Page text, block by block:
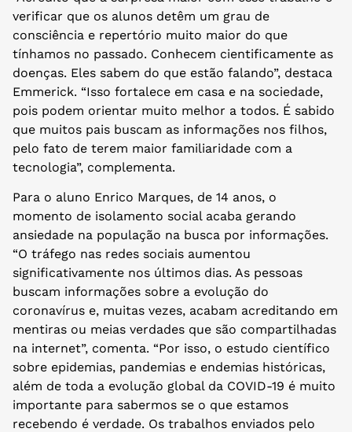
verificar que os alunos detêm um grau de
consciência e repertório muito maior do que
tínhamos no passado. Conhecem cientificamente as
doenças. Eles sabem do que estão falando”, destaca
Emmerick. “Isso fortalece em casa e na sociedade,
pois podem orientar muito melhor a todos. É sabido
que muitos pais buscam as informações nos filhos,
pelo fato de terem maior familiaridade com a
tecnologia”, complementa.
Para o aluno Enrico Marques, de 14 anos, o
momento de isolamento social acaba gerando
ansiedade na população na busca por informações.
“O tráfego nas redes sociais aumentou
significativamente nos últimos dias. As pessoas
buscam informações sobre a evolução do
coronavírus e, muitas vezes, acabam acreditando em
mentiras ou meias verdades que são compartilhadas
na internet”, comenta. “Por isso, o estudo científico
sobre epidemias, pandemias e endemias históricas,
além de toda a evolução global da COVID-19 é muito
importante para sabermos se o que estamos
recebendo é verdade. Os trabalhos enviados pelo